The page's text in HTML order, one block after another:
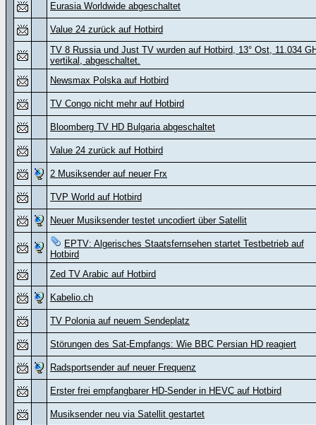
Eurasia Worldwide abgeschaltet
Value 24 zurück auf Hotbird
TV 8 Russia und Just TV wurden auf Hotbird, 13° Ost, 11.034
vertikal, abgeschaltet.
Newsmax Polska auf Hotbird
TV Congo nicht mehr auf Hotbird
Bloomberg TV HD Bulgaria abgeschaltet
Value 24 zurück auf Hotbird
2 Musiksender auf neuer Frx
TVP World auf Hotbird
Neuer Musiksender testet uncodiert über Satellit
EPTV: Algerisches Staatsfernsehen startet Testbetrieb auf
Hotbird
Zed TV Arabic auf Hotbird
Kabelio.ch
TV Polonia auf neuem Sendeplatz
Störungen des Sat-Empfangs: Wie BBC Persian HD reagiert
Radsportsender auf neuer Frequenz
Erster frei empfangbarer HD-Sender in HEVC auf Hotbird
Musiksender neu via Satellit gestartet